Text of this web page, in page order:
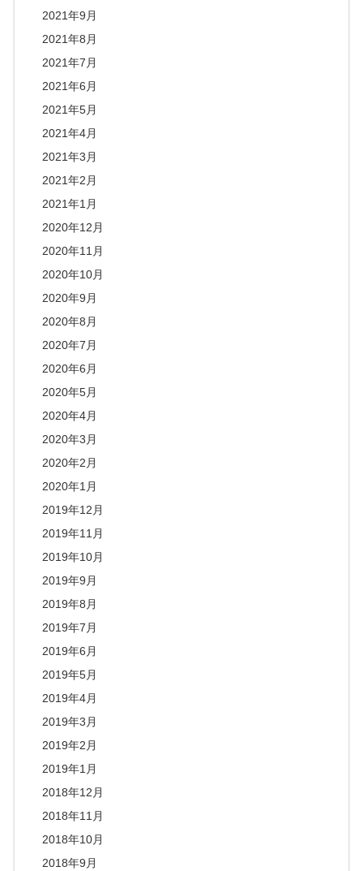
2021年9月
2021年8月
2021年7月
2021年6月
2021年5月
2021年4月
2021年3月
2021年2月
2021年1月
2020年12月
2020年11月
2020年10月
2020年9月
2020年8月
2020年7月
2020年6月
2020年5月
2020年4月
2020年3月
2020年2月
2020年1月
2019年12月
2019年11月
2019年10月
2019年9月
2019年8月
2019年7月
2019年6月
2019年5月
2019年4月
2019年3月
2019年2月
2019年1月
2018年12月
2018年11月
2018年10月
2018年9月